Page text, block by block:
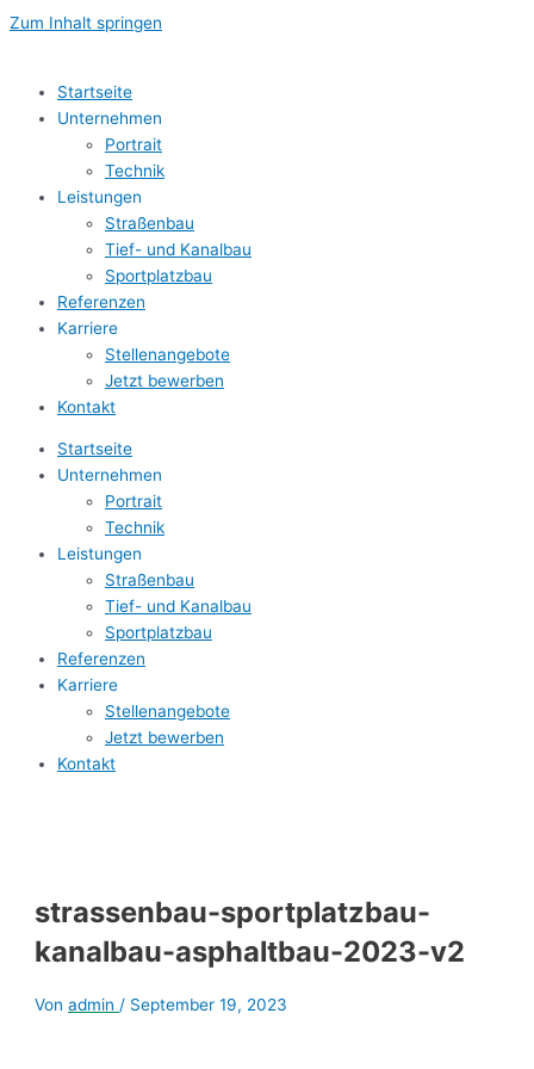
Zum Inhalt springen
Startseite
Unternehmen
Portrait
Technik
Leistungen
Straßenbau
Tief- und Kanalbau
Sportplatzbau
Referenzen
Karriere
Stellenangebote
Jetzt bewerben
Kontakt
Startseite
Unternehmen
Portrait
Technik
Leistungen
Straßenbau
Tief- und Kanalbau
Sportplatzbau
Referenzen
Karriere
Stellenangebote
Jetzt bewerben
Kontakt
strassenbau-sportplatzbau-
kanalbau-asphaltbau-2023-v2
Vonadmin/ September 19, 2023